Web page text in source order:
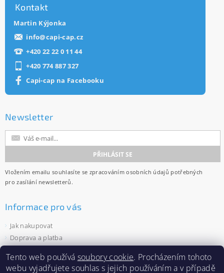
Kontakt
Martin Kýjonka
info@capi-cap.cz
+420 22 22 0 11 44
+420 774 887 327
Capi-cap na Facebooku
Newsletter
Vložením emailu souhlasíte se zpracováním osobních údajů potřebných
pro zasílání newsletterů.
Informace pro vás
Jak nakupovat
Doprava a platba
Ochrana osobních údajů
Tento web používá soubory cookie. Procházením tohoto
webu vyjadřujete souhlas s jejich používáním a v případě